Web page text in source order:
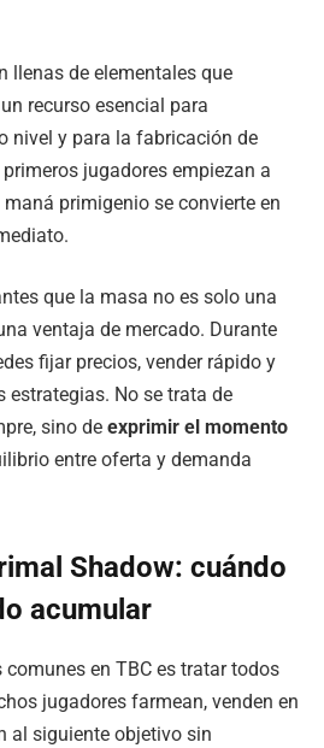
llenas de elementales que
recurso esencial para
nivel y para la fabricación de
jugadores empiezan a
primigenio se convierte en
que la masa no es solo una
ventaja de mercado. Durante
fijar precios, vender rápido y
estrategias. No se trata de
sino de exprimir el momento
entre oferta y demanda
Shadow: cuándo
acumular
comunes en TBC es tratar todos
jugadores farmean, venden en
al siguiente objetivo sin